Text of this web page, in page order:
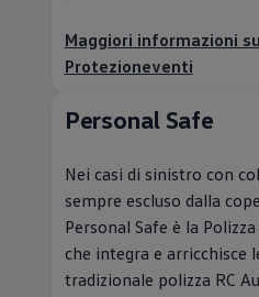
Maggiori informazioni
Protezioneventi
Personal Safe
Nei casi di sinistro con
sempre escluso dalla
Personal Safe è la
che integra e arricchisce
tradizionale polizza RC